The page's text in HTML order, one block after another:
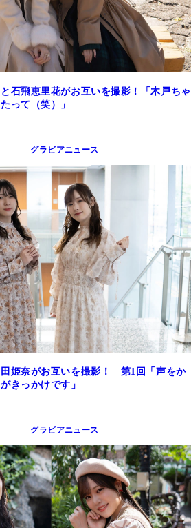
石飛恵里花がお互いを撮影！「木戸ちゃ
って（笑）」
グラビアニュース
田姫奈がお互いを撮影！ 第1回「声をか
きっかけです」
グラビアニュース